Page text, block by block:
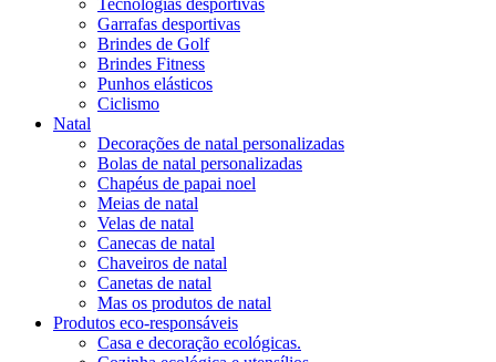
Garrafas desportivas
Brindes de Golf
Brindes Fitness
Punhos elásticos
Ciclismo
Natal
Decorações de natal personalizadas
Bolas de natal personalizadas
Chapéus de papai noel
Meias de natal
Velas de natal
Canecas de natal
Chaveiros de natal
Canetas de natal
Mas os produtos de natal
Produtos eco-responsáveis
Casa e decoração ecológicas.